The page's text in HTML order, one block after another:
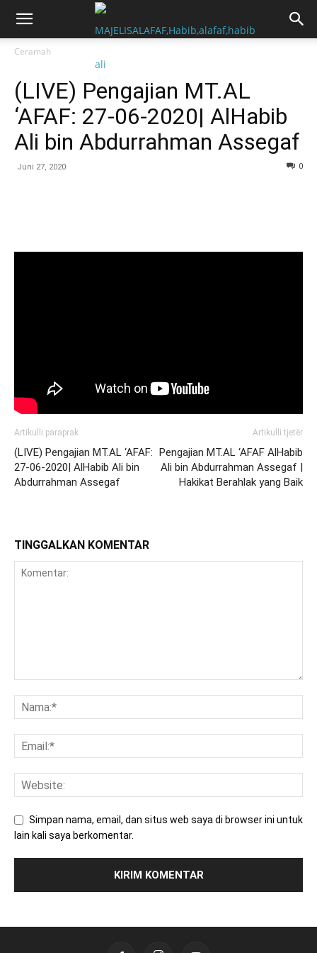
Ceramah
(LIVE) Pengajian MT.AL
‘AFAF: 27-06-2020| AlHabib
Ali bin Abdurrahman Assegaf
Juni 27, 2020 0
Artikulli paraprak
(LIVE) Pengajian MT.AL ‘AFAF:
27-06-2020| AlHabib Ali bin
Abdurrahman Assegaf
Artikulli tjetër
Pengajian MT.AL ‘AFAF AlHabib
Ali bin Abdurrahman Assegaf |
Hakikat Berahlak yang Baik
TINGGALKAN KOMENTAR
Simpan nama, email, dan situs web saya di browser ini untuk
lain kali saya berkomentar.